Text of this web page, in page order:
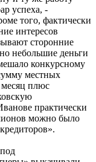
успеха, -
того, фактически
интересов
сторонние
небольшие деньги
конкурсному
местных
месяц плюс
практически
можно было